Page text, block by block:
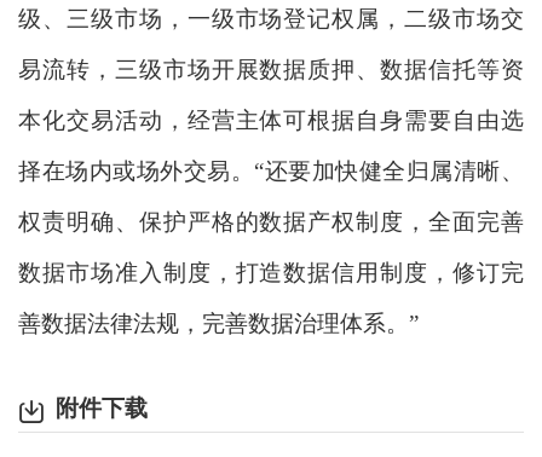
级、三级市场，一级市场登记权属，二级市场交
易流转，三级市场开展数据质押、数据信托等资
本化交易活动，经营主体可根据自身需要自由选
择在场内或场外交易。“还要加快健全归属清晰、
权责明确、保护严格的数据产权制度，全面完善
数据市场准入制度，打造数据信用制度，修订完
善数据法律法规，完善数据治理体系。”
附件下载